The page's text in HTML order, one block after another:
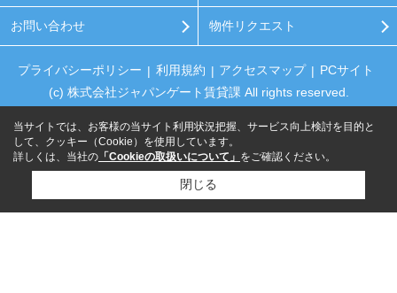
お問い合わせ 物件リクエスト
プライバシーポリシー 利用規約 アクセスマップ
PCサイト
(c) 株式会社ジャパンゲート賃貸課 All rights reserved.
当サイトでは、お客様の当サイト利用状況把握、サービス向上検討を目的と
して、クッキー（Cookie）を使用しています。
詳しくは、当社の 「Cookieの取扱いについて」 をご確認ください。
閉じる